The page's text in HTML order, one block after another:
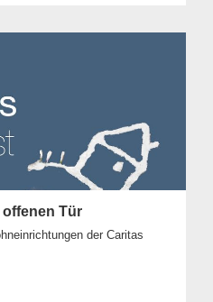
offenen Tür
der Caritas